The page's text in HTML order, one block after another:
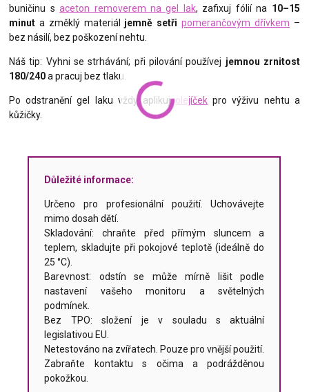
buničinu saceton removerem na gel lak, zafixuj fólií na 10–15
minut a změklý materiál jemně setřipomerančovým dřívkem –
bez násilí, bez poškození nehtu.
Náš tip: Vyhni se strhávání; při pilování používej jemnou zrnitost
180/240a pracuj bez tlaku.
Po odstranění gel laku vždy aplikujolejíček pro výživu nehtu a
kůžičky.
Důležité informace:
Určeno pro profesionální použití. Uchovávejte
mimo dosah dětí.
Skladování: chraňte před přímým sluncem a
teplem, skladujte při pokojové teplotě (ideálně do
25 °C).
Barevnost: odstín se může mírně lišit podle
nastavení vašeho monitoru a světelných
podmínek.
Bez TPO: složení je v souladu s aktuální
legislativou EU.
Netestováno na zvířatech. Pouze pro vnější použití.
Zabraňte kontaktu s očima a podrážděnou
pokožkou.